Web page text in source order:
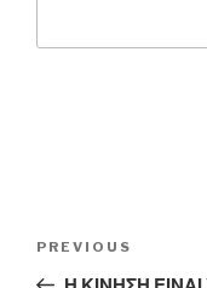
Previous
Post
PREVIOUS